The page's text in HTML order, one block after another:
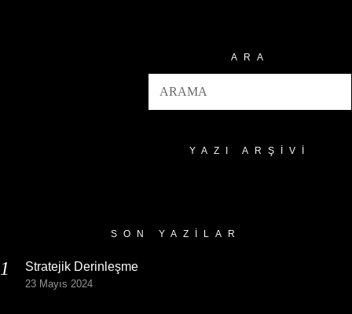
ARA
YAZI ARŞIVI
SON YAZILAR
Stratejik Derinleşme
23 Mayıs 2024